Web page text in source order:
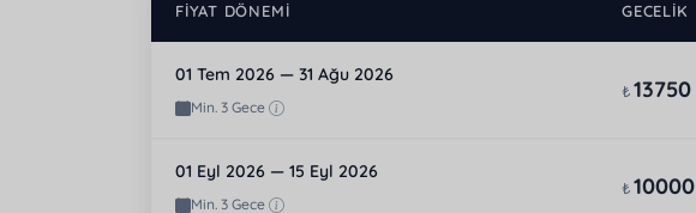
FIYAT DÖNEMI GECELIK
01 Tem 2026 — 31 Ağu 2026
Min. 3 Gece
₺13750
01 Eyl 2026 — 15 Eyl 2026
Min. 3 Gece
₺10000